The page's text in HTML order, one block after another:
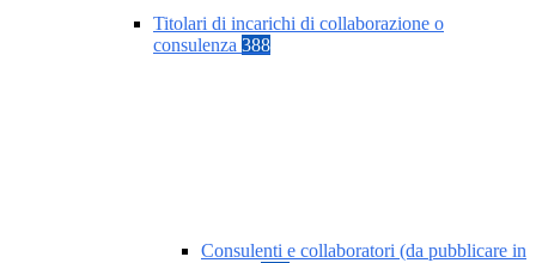
Titolari di incarichi di collaborazione o
consulenza 388
Consulenti e collaboratori (da pubblicare in